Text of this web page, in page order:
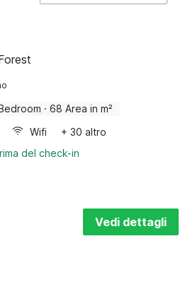
· 68 Area in m²
Wifi
+ 30 altro
del check-in
Vedi dettagli